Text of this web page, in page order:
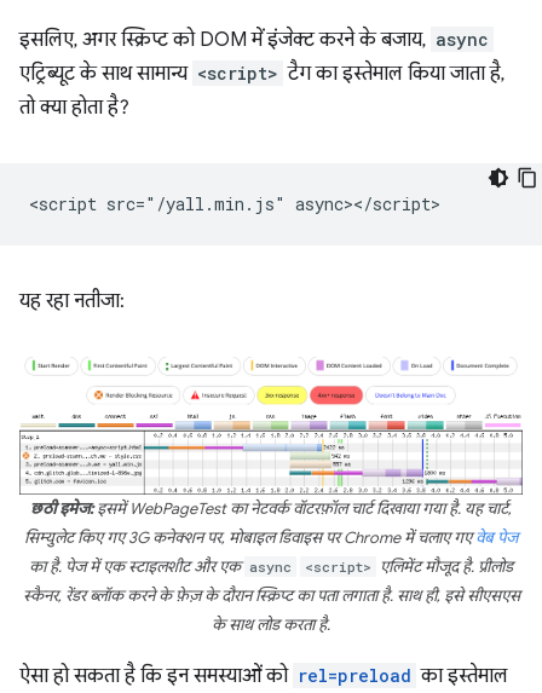
इसलिए, अगर स्क्रिप्ट को DOM में इंजेक्ट करने के बजाय, async
एट्रिब्यूट के साथ सामान्य <script> टैग का इस्तेमाल किया जाता है,
तो क्या होता है?
यह रहा नतीजा:
छठी इमेज:इसमें WebPageTest का नेटवर्क वॉटरफ़ॉल चार्ट दिखाया गया है. यह चार्ट,
सिम्युलेट किए गए 3G कनेक्शन पर, मोबाइल डिवाइस पर Chrome में चलाए गएवेब पेज
का है. पेज में एक स्टाइलशीट और एक async <script> एलिमेंट मौजूद है. प्रीलोड
स्कैनर, रेंडर ब्लॉक करने के फ़ेज़ के दौरान स्क्रिप्ट का पता लगाता है. साथ ही, इसे सीएसएस
के साथ लोड करता है.
ऐसा हो सकता है कि इन समस्याओं को rel=preload का इस्तेमाल